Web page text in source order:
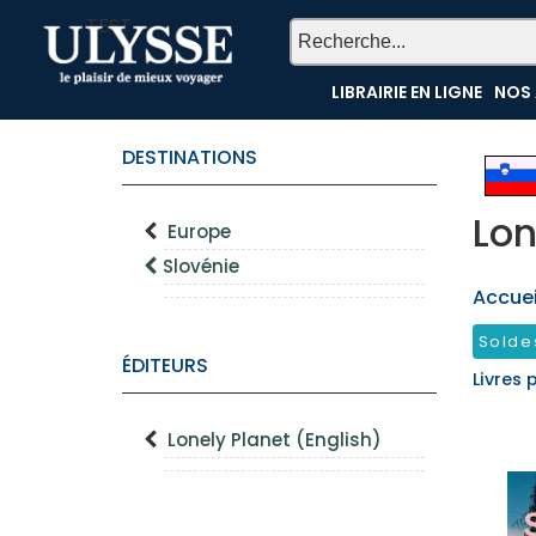
TEST
LIBRAIRIE EN LIGNE NOS
DESTINATIONS
Europe
Slovénie
ÉDITEURS
Lonely Planet (English)
Livres